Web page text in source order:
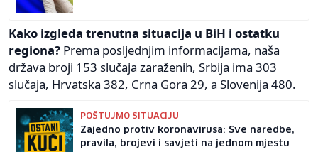
Kako izgleda trenutna situacija u BiH i ostatku
regiona? Prema posljednjim informacijama, naša
država broji 153 slučaja zaraženih, Srbija ima 303
slučaja, Hrvatska 382, Crna Gora 29, a Slovenija 480.
POŠTUJMO SITUACIJU
Zajedno protiv koronavirusa: Sve naredbe,
pravila, brojevi i savjeti na jednom mjestu